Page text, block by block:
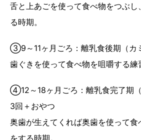
舌と上あごを使って食べ物をつぶし
る時期。
③9～11ヶ月ごろ：離乳食後期（カ
歯ぐきを使って食べ物を咀嚼する練
④12～18ヶ月ごろ：離乳食完了期
3回＋おやつ
奥歯が生えてくれば奥歯を使って食
をする時期。